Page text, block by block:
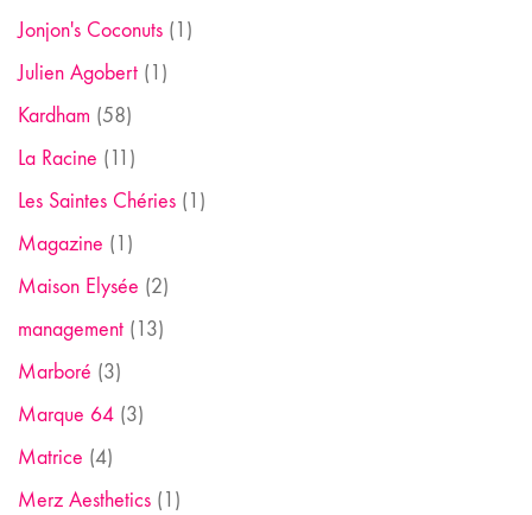
Jonjon's Coconuts (1)
Julien Agobert (1)
Kardham (58)
La Racine (11)
Les Saintes Chéries (1)
Magazine (1)
Maison Elysée (2)
management (13)
Marboré (3)
Marque 64 (3)
Matrice (4)
Merz Aesthetics (1)